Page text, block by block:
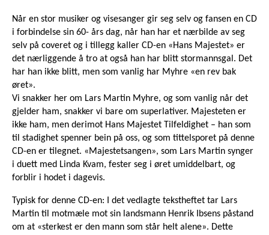
Når en stor musiker og visesanger gir seg selv og fansen en CD
i forbindelse sin 60- års dag, når han har et nærbilde av seg
selv på coveret og i tillegg kaller CD-en «Hans Majestet» er
det nærliggende å tro at også han har blitt stormannsgal. Det
har han ikke blitt, men som vanlig har Myhre «en rev bak
øret».
Vi snakker her om Lars Martin Myhre, og som vanlig når det
gjelder ham, snakker vi bare om superlativer. Majesteten er
ikke ham, men derimot Hans Majestet Tilfeldighet – han som
til stadighet spenner bein på oss, og som tittelsporet på denne
CD-en er tilegnet. «Majestetsangen», som Lars Martin synger
i duett med Linda Kvam, fester seg i øret umiddelbart, og
forblir i hodet i dagevis.
Typisk for denne CD-en: I det vedlagte tekstheftet tar Lars
Martin til motmæle mot sin landsmann Henrik Ibsens påstand
om at «sterkest er den mann som står helt alene». Dette